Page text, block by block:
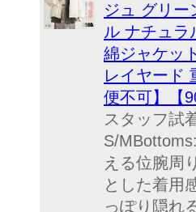
ジュ グリー
ル ナチュラ
綿ジャケッ
レイヤード
便不可】【
スタッフ試
S/
える位腕周
とした着用
っぽり隠れ